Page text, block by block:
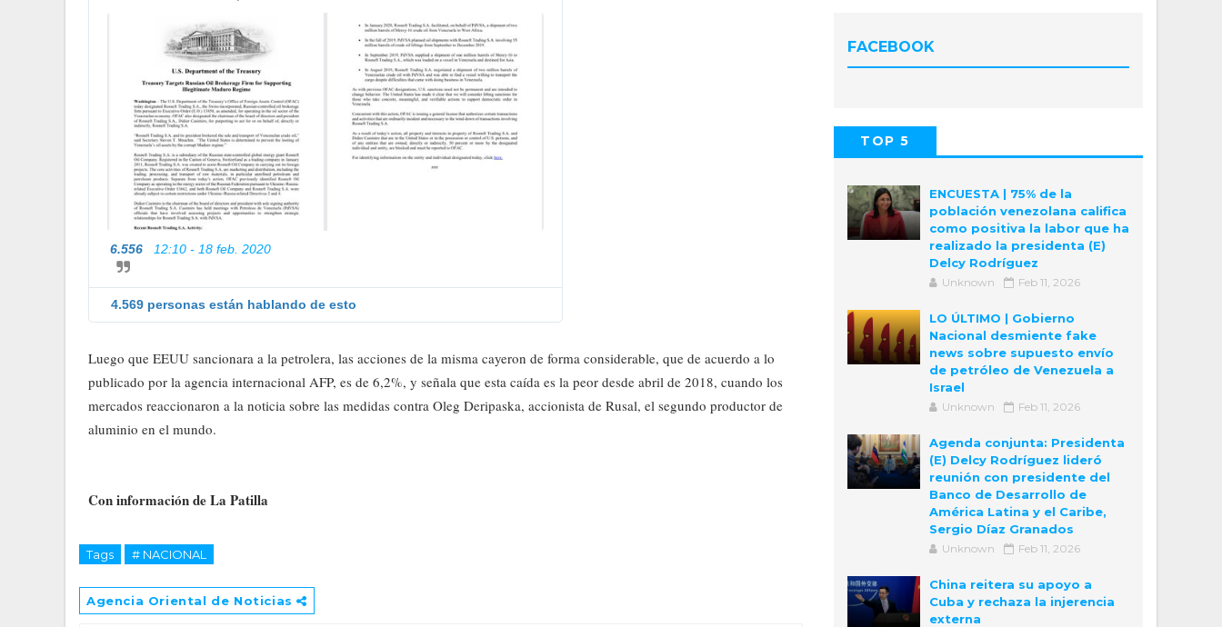
6.556 12:10 - 18 feb. 2020
a
i
ó
4.569 personas están hablando de esto
Luego que EEUU sancionara a la petrolera, las acciones de la misma cayeron de forma considerable, que de acuerdo a lo
publicado por la agencia internacional AFP, es de 6,2%, y señala que esta caída es la peor desde abril de 2018, cuando los
mercados reaccionaron a la noticia sobre las medidas contra Oleg Deripaska, accionista de Rusal, el segundo productor de
aluminio en el mundo.
Con información de La Patilla
Tags # NACIONAL
Agencia Oriental de Noticias
FACEBOOK
TOP 5
ENCUESTA | 75% de la
población venezolana califica
como positiva la labor que ha
realizado la presidenta (E)
Delcy Rodríguez
Unknown Feb 11, 2026
LO ÚLTIMO | Gobierno
Nacional desmiente fake
news sobre supuesto envío
de petróleo de Venezuela a
Israel
Unknown Feb 11, 2026
Agenda conjunta: Presidenta
(E) Delcy Rodríguez lideró
reunión con presidente del
Banco de Desarrollo de
América Latina y el Caribe,
Sergio Díaz Granados
Unknown Feb 11, 2026
China reitera su apoyo a
Cuba y rechaza la injerencia
externa